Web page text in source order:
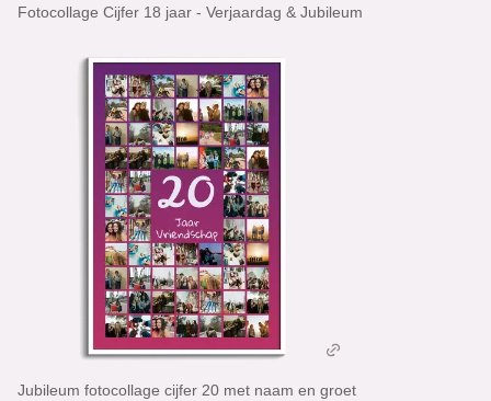
Fotocollage Cijfer 18 jaar - Verjaardag & Jubileum
Jubileum fotocollage cijfer 20 met naam en groet